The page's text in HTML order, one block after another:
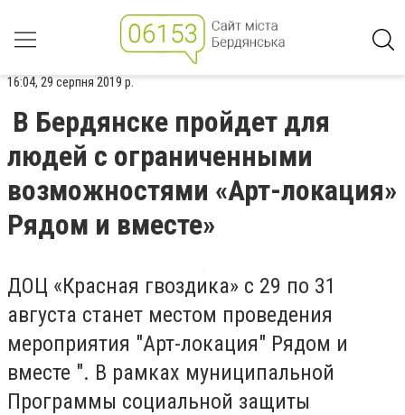
16:04, 29 серпня 2019 р.
В Бердянске пройдет для
людей с ограниченными
возможностями «Арт-локация»
Рядом и вместе»
ДОЦ «Красная гвоздика» с 29 по 31
августа станет местом проведения
мероприятия "Арт-локация" Рядом и
вместе ". В рамках муниципальной
Программы социальной защиты